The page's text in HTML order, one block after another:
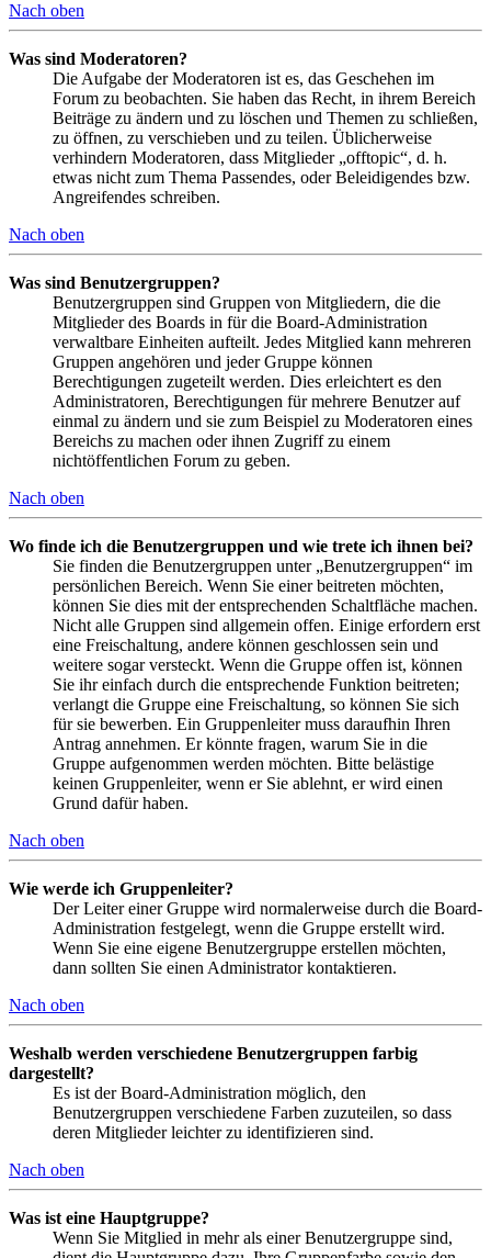
Nach oben
Was sind Moderatoren?
Die Aufgabe der Moderatoren ist es, das Geschehen im
Forum zu beobachten. Sie haben das Recht, in ihrem Bereich
Beiträge zu ändern und zu löschen und Themen zu schließen,
zu öffnen, zu verschieben und zu teilen. Üblicherweise
verhindern Moderatoren, dass Mitglieder „offtopic“, d. h.
etwas nicht zum Thema Passendes, oder Beleidigendes bzw.
Angreifendes schreiben.
Nach oben
Was sind Benutzergruppen?
Benutzergruppen sind Gruppen von Mitgliedern, die die
Mitglieder des Boards in für die Board-Administration
verwaltbare Einheiten aufteilt. Jedes Mitglied kann mehreren
Gruppen angehören und jeder Gruppe können
Berechtigungen zugeteilt werden. Dies erleichtert es den
Administratoren, Berechtigungen für mehrere Benutzer auf
einmal zu ändern und sie zum Beispiel zu Moderatoren eines
Bereichs zu machen oder ihnen Zugriff zu einem
nichtöffentlichen Forum zu geben.
Nach oben
Wo finde ich die Benutzergruppen und wie trete ich ihnen bei?
Sie finden die Benutzergruppen unter „Benutzergruppen“ im
persönlichen Bereich. Wenn Sie einer beitreten möchten,
können Sie dies mit der entsprechenden Schaltfläche machen.
Nicht alle Gruppen sind allgemein offen. Einige erfordern erst
eine Freischaltung, andere können geschlossen sein und
weitere sogar versteckt. Wenn die Gruppe offen ist, können
Sie ihr einfach durch die entsprechende Funktion beitreten;
verlangt die Gruppe eine Freischaltung, so können Sie sich
für sie bewerben. Ein Gruppenleiter muss daraufhin Ihren
Antrag annehmen. Er könnte fragen, warum Sie in die
Gruppe aufgenommen werden möchten. Bitte belästige
keinen Gruppenleiter, wenn er Sie ablehnt, er wird einen
Grund dafür haben.
Nach oben
Wie werde ich Gruppenleiter?
Der Leiter einer Gruppe wird normalerweise durch die Board-
Administration festgelegt, wenn die Gruppe erstellt wird.
Wenn Sie eine eigene Benutzergruppe erstellen möchten,
dann sollten Sie einen Administrator kontaktieren.
Nach oben
Weshalb werden verschiedene Benutzergruppen farbig
dargestellt?
Es ist der Board-Administration möglich, den
Benutzergruppen verschiedene Farben zuzuteilen, so dass
deren Mitglieder leichter zu identifizieren sind.
Nach oben
Was ist eine Hauptgruppe?
Wenn Sie Mitglied in mehr als einer Benutzergruppe sind,